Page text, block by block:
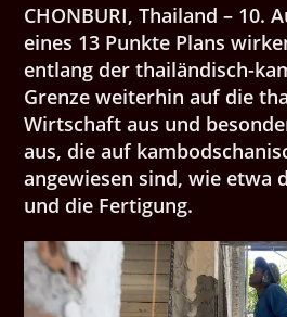
CHONBURI, Thailand – 10.
eines 13 Punkte Plans
entlang der thailändisch-
Grenze weiterhin auf die
Wirtschaft aus und
aus, die auf
angewiesen sind, wie etwa
und die Fertigung.